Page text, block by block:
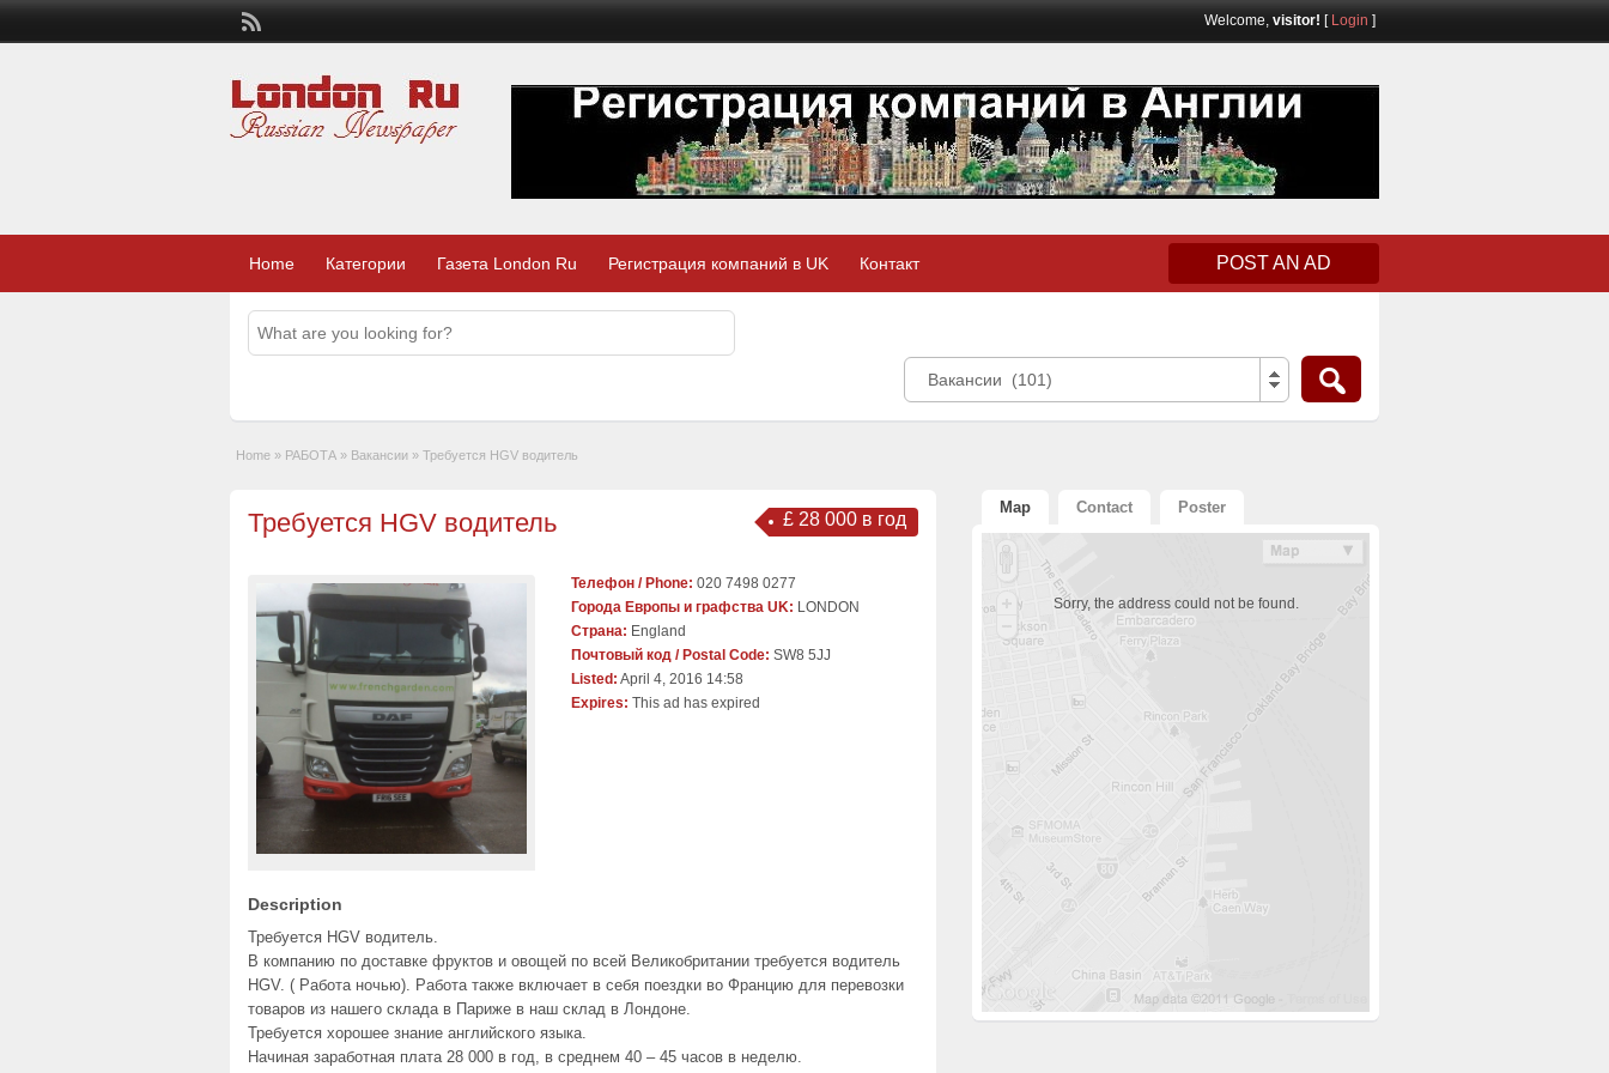
Welcome, visitor! [ Login ]
Home Категории Газета London Ru Регистрация компаний в UK Контакт POST AN AD
Вакансии (101)
Home » РАБОТА » Вакансии » Требуется HGV водитель
£ 28 000 в год
Требуется HGV водитель
Телефон / Phone: 020 7498 0277
Города Европы и графства UK: LONDON
Страна: England
Почтовый код / Postal Code: SW8 5JJ
Listed: April 4, 2016 14:58
Expires: This ad has expired
Description
Требуется HGV водитель.
В компанию по доставке фруктов и овощей по всей Великобритании требуется водитель
HGV. ( Работа ночью). Работа также включает в себя поездки во Францию для перевозки
товаров из нашего склада в Париже в наш склад в Лондоне.
Требуется хорошее знание английского языка.
Начиная заработная плата 28 000 в год, в среднем 40 – 45 часов в неделю.
Map Contact Poster
Sorry, the address could not be found.